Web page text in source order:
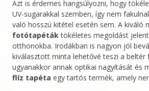
Azt is érdemes hangsúlyozni, hogy
UV-sugarakkal szemben, így nem
való hosszú kitétel esetén sem. A kiváló
fotótapéták tökéletes megoldást
otthonokba. Irodákban is nagyon jól
kiválasztott minta lehetővé teszi a beltér
ugyanakkor annak optikai nagyítását és
flíz tapéta egy tartós termék, amely